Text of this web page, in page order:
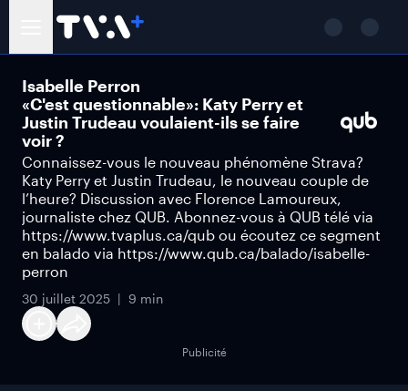
Isabelle Perron
«C'est questionnable»: Katy Perry et
Justin Trudeau voulaient-ils se faire
voir ?
Connaissez-vous le nouveau phénomène Strava?
Katy Perry et Justin Trudeau, le nouveau couple de
l’heure? Discussion avec Florence Lamoureux,
journaliste chez QUB. Abonnez-vous à QUB télé via
https://www.tvaplus.ca/qub ou écoutez ce segment
en balado via https://www.qub.ca/balado/isabelle-
perron
30 juillet 2025 9 min
Publicité